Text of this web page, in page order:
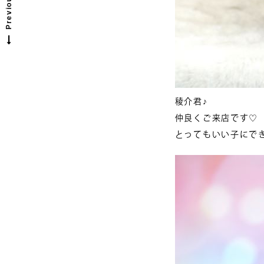
稜介君♪
仲良くご来店です♡
とってもいい子にで